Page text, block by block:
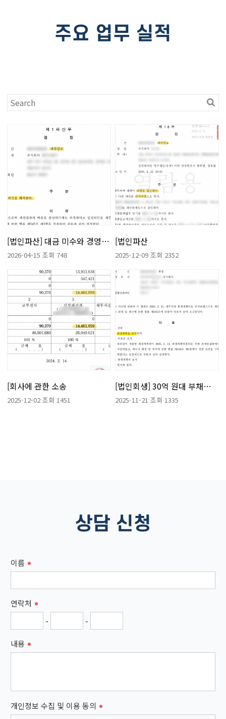
주요 업무 실적
[법인파산] 대금 미수와 경영난이라는 악순환에 시달리던 법인
2026-04-15 조회 748
[법인파산
2025-12-09 조회 2352
[회사에 관한 소송
2025-12-02 조회 1451
[법인회생] 30억 원대 부채로 인해 위기에 놓였던 의뢰인
2025-11-21 조회 1335
상담 신청
이름
연락처
- -
내용
개인정보 수집 및 이용 동의